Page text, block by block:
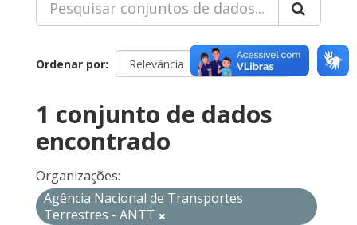
Ordenar por
1 conjunto de dados
encontrado
Organizações:
Agência Nacional de Transportes
Terrestres - ANTT